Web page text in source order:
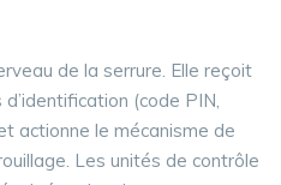
de la serrure. Elle reçoit
(code PIN,
actionne le mécanisme de
Les unités de contrôle